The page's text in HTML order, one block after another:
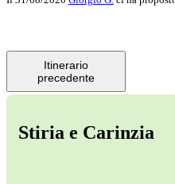
Itinerario
precedente
Stiria e Carinzia